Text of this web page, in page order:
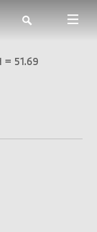
= 51.69